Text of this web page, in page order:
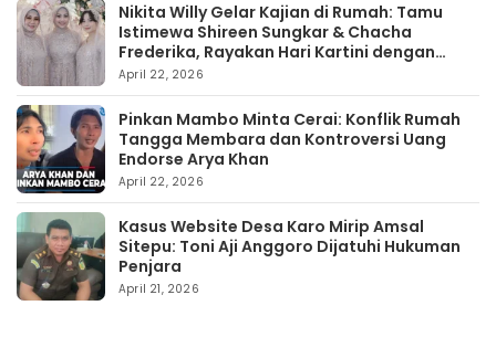
Nikita Willy Gelar Kajian di Rumah: Tamu
Istimewa Shireen Sungkar & Chacha
Frederika, Rayakan Hari Kartini dengan
Kehangatan
April 22, 2026
Pinkan Mambo Minta Cerai: Konflik Rumah
Tangga Membara dan Kontroversi Uang
Endorse Arya Khan
April 22, 2026
Kasus Website Desa Karo Mirip Amsal
Sitepu: Toni Aji Anggoro Dijatuhi Hukuman
Penjara
April 21, 2026